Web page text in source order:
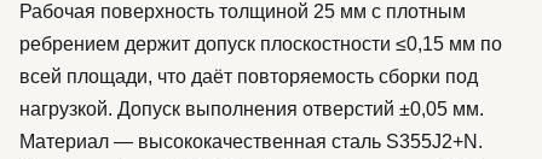
Рабочая поверхность толщиной 25 мм с плотным
ребрением держит допуск плоскостности ≤0,15 мм по
всей площади, что даёт повторяемость сборки под
нагрузкой. Допуск выполнения отверстий ±0,05 мм.
Материал — высококачественная сталь S355J2+N.